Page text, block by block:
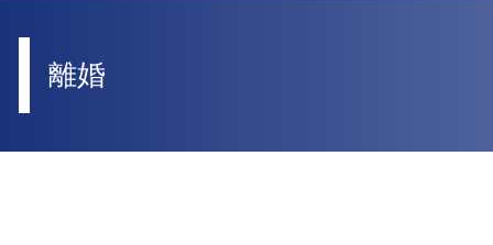
離婚